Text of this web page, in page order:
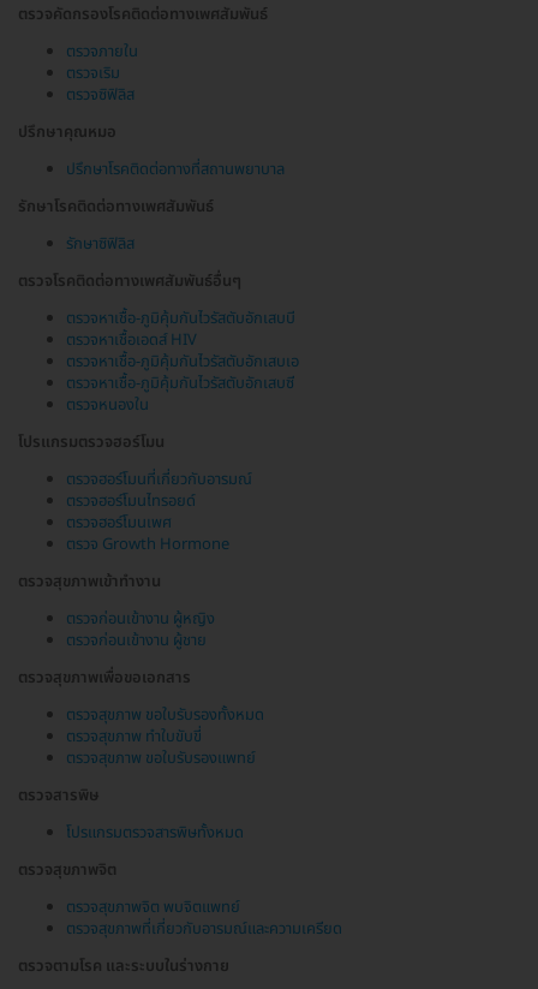
ตรวจคัดกรองโรคติดต่อทางเพศสัมพันธ์
ตรวจภายใน
ตรวจเริม
ตรวจซิฟิลิส
ปรึกษาคุณหมอ
ปรึกษาโรคติดต่อทางที่สถานพยาบาล
รักษาโรคติดต่อทางเพศสัมพันธ์
รักษาซิฟิลิส
ตรวจโรคติดต่อทางเพศสัมพันธ์อื่นๆ
ตรวจหาเชื้อ-ภูมิคุ้มกันไวรัสตับอักเสบบี
ตรวจหาเชื้อเอดส์ HIV
ตรวจหาเชื้อ-ภูมิคุ้มกันไวรัสตับอักเสบเอ
ตรวจหาเชื้อ-ภูมิคุ้มกันไวรัสตับอักเสบซี
ตรวจหนองใน
โปรแกรมตรวจฮอร์โมน
ตรวจฮอร์โมนที่เกี่ยวกับอารมณ์
ตรวจฮอร์โมนไทรอยด์
ตรวจฮอร์โมนเพศ
ตรวจ Growth Hormone
ตรวจสุขภาพเข้าทำงาน
ตรวจก่อนเข้างาน ผู้หญิง
ตรวจก่อนเข้างาน ผู้ชาย
ตรวจสุขภาพเพื่อขอเอกสาร
ตรวจสุขภาพ ขอใบรับรองทั้งหมด
ตรวจสุขภาพ ทำใบขับขี่
ตรวจสุขภาพ ขอใบรับรองแพทย์
ตรวจสารพิษ
โปรแกรมตรวจสารพิษทั้งหมด
ตรวจสุขภาพจิต
ตรวจสุขภาพจิต พบจิตแพทย์
ตรวจสุขภาพที่เกี่ยวกับอารมณ์และความเครียด
ตรวจตามโรค และระบบในร่างกาย